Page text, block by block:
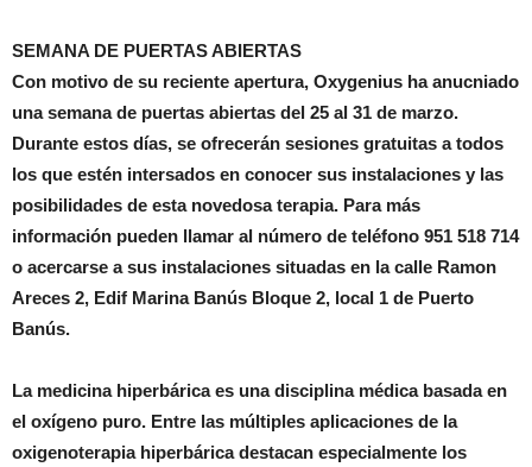
SEMANA DE PUERTAS ABIERTAS
Con motivo de su reciente apertura, Oxygenius ha anucniado
una semana de puertas abiertas del 25 al 31 de marzo.
Durante estos días, se ofrecerán sesiones gratuitas a todos
los que estén intersados en conocer sus instalaciones y las
posibilidades de esta novedosa terapia. Para más
información pueden llamar al número de teléfono 951 518 714
o acercarse a sus instalaciones situadas en la calle Ramon
Areces 2, Edif Marina Banús Bloque 2, local 1 de Puerto
Banús.
La medicina hiperbárica es una disciplina médica basada en
el oxígeno puro. Entre las múltiples aplicaciones de la
oxigenoterapia hiperbárica destacan especialmente los